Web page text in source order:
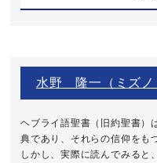
水野 隆一（ミズノ
ヘブライ語聖書（旧約聖書）
典であり、それらの信仰をも
しかし、実際に読んでみると